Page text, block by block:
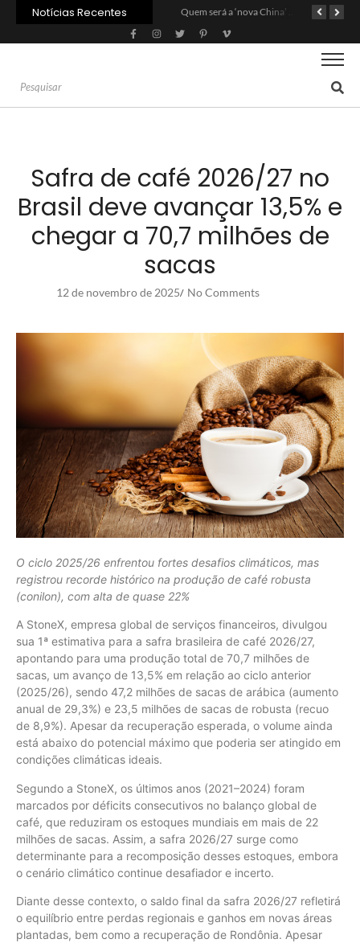
Notícias Recentes Quem será a ‘nova China’ do agro quando o apetite de Pequim acabar?
Safra de café 2026/27 no
Brasil deve avançar 13,5% e
chegar a 70,7 milhões de
sacas
12 de novembro de 2025/ No Comments
O ciclo 2025/26 enfrentou fortes desafios climáticos, mas
registrou recorde histórico na produção de café robusta
(conilon), com alta de quase 22%
A StoneX, empresa global de serviços financeiros, divulgou
sua 1ª estimativa para a safra brasileira de café 2026/27,
apontando para uma produção total de 70,7 milhões de
sacas, um avanço de 13,5% em relação ao ciclo anterior
(2025/26), sendo 47,2 milhões de sacas de arábica (aumento
anual de 29,3%) e 23,5 milhões de sacas de robusta (recuo
de 8,9%). Apesar da recuperação esperada, o volume ainda
está abaixo do potencial máximo que poderia ser atingido em
condições climáticas ideais.
Segundo a StoneX, os últimos anos (2021–2024) foram
marcados por déficits consecutivos no balanço global de
café, que reduziram os estoques mundiais em mais de 22
milhões de sacas. Assim, a safra 2026/27 surge como
determinante para a recomposição desses estoques, embora
o cenário climático continue desafiador e incerto.
Diante desse contexto, o saldo final da safra 2026/27 refletirá
o equilíbrio entre perdas regionais e ganhos em novas áreas
plantadas, bem como a recuperação de Rondônia. Apesar